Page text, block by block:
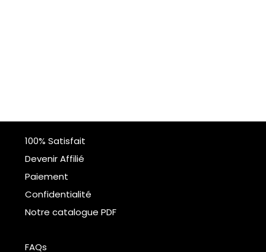
100% Satisfait
Devenir Affilié
Paiement
Confidentialité
Notre catalogue PDF
FAQs